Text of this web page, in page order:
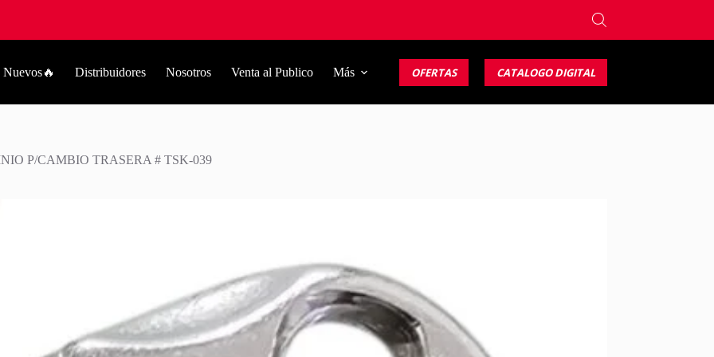
Nuevos🔥 Distribuidores Nosotros Venta al Publico Más OFERTAS CATALOGO DIGITAL
P/CAMBIO TRASERA # TSK-039